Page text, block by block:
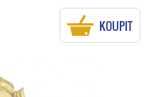
KOUPIT